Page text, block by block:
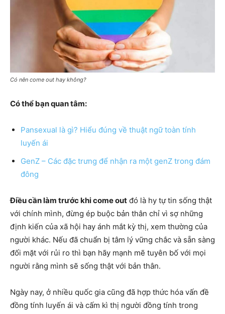
Có nên come out hay không?
Có thể bạn quan tâm:
Pansexual là gì? Hiểu đúng về thuật ngữ toàn tính
luyến ái
GenZ – Các đặc trưng để nhận ra một genZ trong đám
đông
Điều cần làm trước khi come out đó là hy tự tin sống thật
với chính mình, đừng ép buộc bản thân chỉ vì sợ những
định kiến của xã hội hay ánh mắt kỳ thị, xem thường của
người khác. Nếu đã chuẩn bị tâm lý vững chắc và sẵn sàng
đối mặt với rủi ro thì bạn hãy mạnh mẽ tuyên bố với mọi
người rằng mình sẽ sống thật với bản thân.
Ngày nay, ở nhiều quốc gia cũng đã hợp thức hóa vấn đề
đồng tính luyến ái và cấm kì thị người đồng tính trong